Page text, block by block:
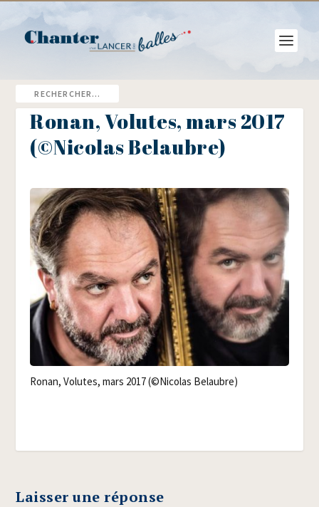
Ronan, Volutes, mars 2017
(©Nicolas Belaubre)
Ronan, Volutes, mars 2017 (©Nico­las Belaubre)
Laisser une réponse